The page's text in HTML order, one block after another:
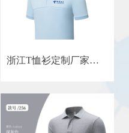
浙江T恤衫定制厂家浙江地区T恤衫厂定制企业工装高端T恤衫定制